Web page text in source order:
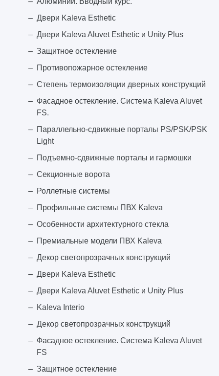
Двери Kaleva Esthetic
Двери Kaleva Aluvet Esthetic и Unity Plus
Защитное остекление
Противопожарное остекление
Степень термоизоляции дверных конструкций
Фасадное остекление. Система Kaleva Aluvet
FS.
Параллельно-сдвижные порталы PS/PSK/PSK
Light
Подъемно-сдвижные порталы и гармошки
Секционные ворота
Роллетные системы
Профильные системы ПВХ Kaleva
Особенности архитектурного стекла
Премиальные модели ПВХ Kaleva
Декор светопрозрачных конструкций
Двери Kaleva Esthetic
Двери Kaleva Aluvet Esthetic и Unity Plus
Kaleva Interio
Декор светопрозрачных конструкций
Фасадное остекление. Система Kaleva Aluvet
FS
Защитное остекление